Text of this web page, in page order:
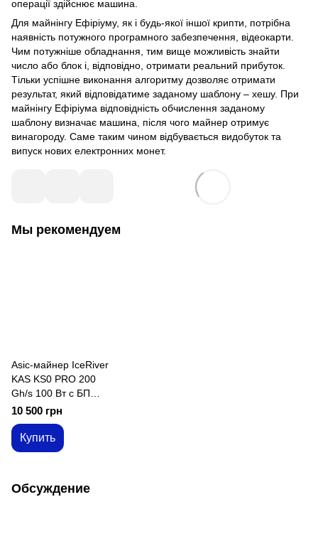
операції здійснює машина.
Для майнінгу Ефіріуму, як і будь-якої іншої крипти, потрібна
наявність потужного програмного забезпечення, відеокарти.
Чим потужніше обладнання, тим вище можливість знайти
число або блок і, відповідно, отримати реальний прибуток.
Тільки успішне виконання алгоритму дозволяє отримати
результат, який відповідатиме заданому шаблону – хешу. При
майнінгу Ефіріума відповідність обчислення заданому
шаблону визначає машина, після чого майнер отримує
винагороду. Саме таким чином відбувається видобуток та
випуск нових електронних монет.
Мы рекомендуем
Asic-майнер IceRiver
KAS KS0 PRO 200
Gh/s 100 Вт с БП
(KS0 PRO 200Gh)
10 500 грн
Купить
Обсуждение